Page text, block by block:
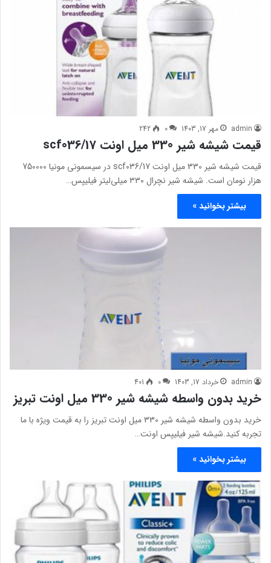
admin مهر 17, 1403 0
242
قیمت شیشه شیر 330 میل اونت scf036/17
قیمت شیشه شیر 330 میل اونت scf036/17 در سیسمونی مونیا 750000
هزار نومان است. شیشه شیر نچرال ۳۳۰ میلی‌لیتر فیلیپس…
بیشتر بخوانید »
admin خرداد 17, 1403 0
401
خرید بدون واسطه شیشه شیر 330 میل اونت تبریز
خرید بدون واسطه شیشه شیر 330 میل اونت تبریز را به قیمت ویژه با ما
تجربه کنید.شیشه شیر فیلیپس اونت…
بیشتر بخوانید »